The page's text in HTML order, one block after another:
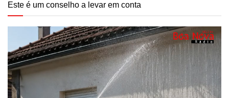
Este é um conselho a levar em conta